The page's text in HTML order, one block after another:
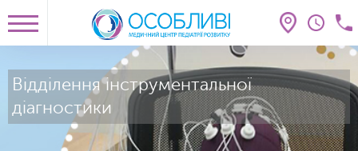
Відділення інструментальної
діагностики